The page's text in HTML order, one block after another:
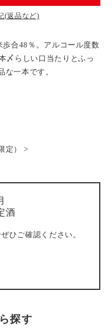
(返品など)
合48％。アルコール度数
〆らしい口当たりとふっ
な一本です。
定） >
酒
ひご確認ください。
探す